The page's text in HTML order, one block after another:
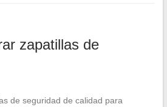
zapatillas de
de seguridad de calidad para